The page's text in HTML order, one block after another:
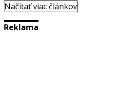
Načítať viac článkov
Reklama